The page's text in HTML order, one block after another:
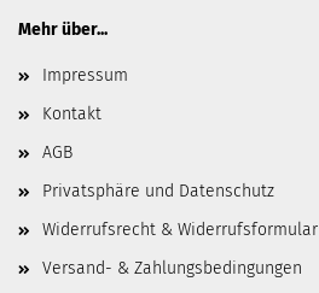
Mehr über...
Impressum
Kontakt
AGB
Privatsphäre und Datenschutz
Widerrufsrecht & Widerrufsformular
Versand- & Zahlungsbedingungen